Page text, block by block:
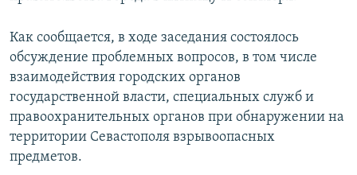
ПРОПАВШИЕ БЕЗ ВЕСТИ
ПОБЕДИТЕЛЕЙ НЕ СУДЯТ?
КРЫМ.НЕПОКОРЕННЫЙ
ELIFBE
УКРАИНСКАЯ ПРОБЛЕМА КРЫМА
Українською
Qırımtatar
ПРИСОЕДИНЯЙТЕСЬ!
Как сообщается, в ходе заседания состоялось
обсуждение проблемных вопросов, в том числе
взаимодействия городских органов
государственной власти, специальных служб и
правоохранительных органов при обнаружении на
территории Севастополя взрывоопасных
предметов.